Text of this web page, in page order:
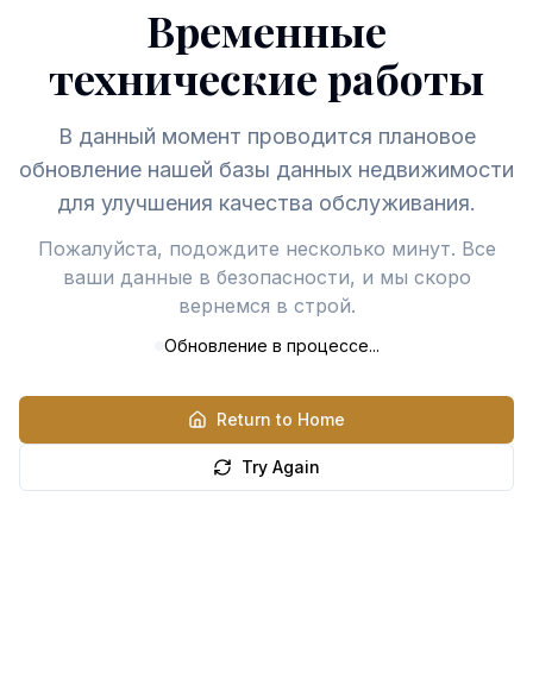
Временные
технические работы
В данный момент проводится плановое
обновление нашей базы данных недвижимости
для улучшения качества обслуживания.
Пожалуйста, подождите несколько минут. Все
ваши данные в безопасности, и мы скоро
вернемся в строй.
Обновление в процессе...
Return to Home
Try Again